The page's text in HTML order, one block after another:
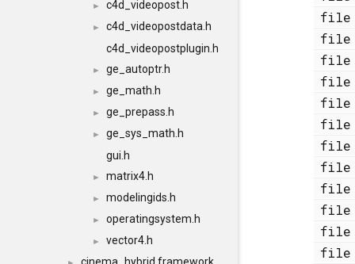
► c4d_videopost.h
►
c4d_videopostdata.h
c4d_videopostplugin.h
► ge_autoptr.h
► ge_math.h
► ge_prepass.h
►
ge_sys_math.h
gui.h
► matrix4.h
► modelingids.h
► operatingsystem.h
► vector4.h